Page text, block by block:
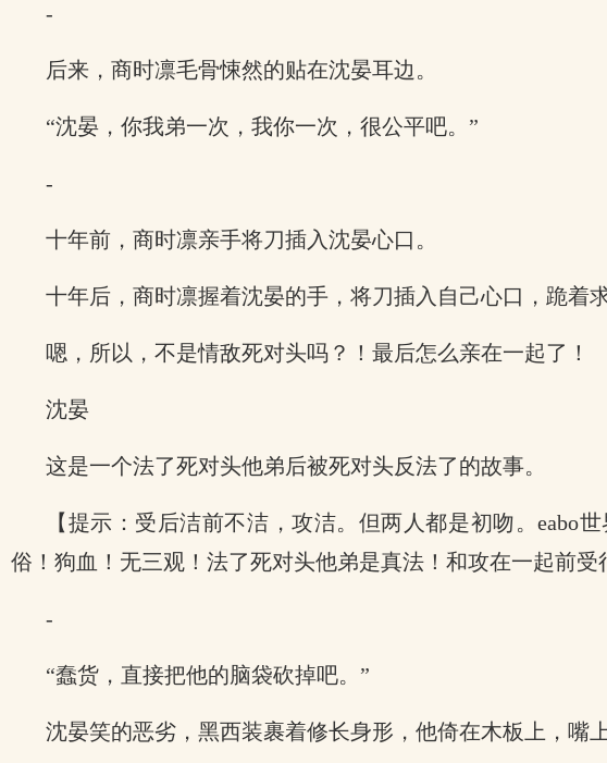
-
后来，商时凛毛骨悚然的贴在沈晏耳边。
“沈晏，你我弟一次，我你一次，很公平吧。”
-
十年前，商时凛亲手将刀插入沈晏心口。
十年后，商时凛握着沈晏的手，将刀插入自己心口，跪着求
嗯，所以，不是情敌死对头吗？！最后怎么亲在一起了！
沈晏
这是一个法了死对头他弟后被死对头反法了的故事。
【提示：受后洁前不洁，攻洁。但两人都是初吻。
俗！狗血！无三观！法了死对头他弟是真法！和攻在一起前受
-
“蠢货，直接把他的脑袋砍掉吧。”
沈晏笑的恶劣，黑西装裹着修长身形，他倚在木板上，嘴